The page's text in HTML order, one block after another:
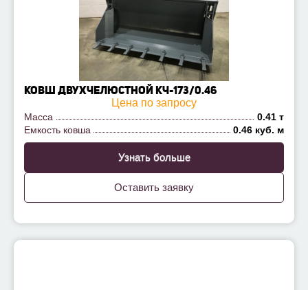
КОВШ ДВУХЧЕЛЮСТНОЙ КЧ-173/0.46
Цена по запросу
Масса
0.41 т
Емкость ковша
0.46 куб. м
Узнать больше
Оставить заявку